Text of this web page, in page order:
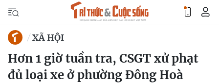
XÃ HỘI
Hơn 1 giờ tuần tra, CSGT xử phạt
đủ loại xe ở phường Đông Hoà